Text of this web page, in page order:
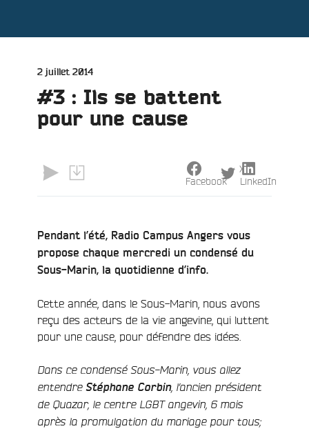
Publié
2 juillet 2014
#3 : Ils se battent
pour une cause
Pendant l’été, Radio Campus Angers vous
propose chaque mercredi un condensé du
Sous-Marin, la quotidienne d’info.
Cette année, dans le Sous-Marin, nous avons
reçu des acteurs de la vie angevine, qui luttent
pour une cause, pour défendre des idées.
Dans ce condensé Sous-Marin, vous allez
entendre Stéphane Corbin, l’ancien président
de Quazar, le centre LGBT angevin, 6 mois
après la promulgation du mariage pour tous;
Facebook
X
LinkedIn